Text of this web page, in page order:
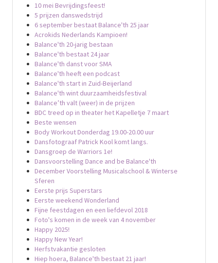
10 mei Bevrijdingsfeest!
5 prijzen danswedstrijd
6 september bestaat Balance'th 25 jaar
Acrokids Nederlands Kampioen!
Balance'th 20-jarig bestaan
Balance'th bestaat 24 jaar
Balance'th danst voor SMA
Balance'th heeft een podcast
Balance'th start in Zuid-Beijerland
Balance'th wint duurzaamheidsfestival
Balance’th valt (weer) in de prijzen
BDC treed op in theater het Kapelletje 7 maart
Beste wensen
Body Workout Donderdag 19.00-20.00 uur
Dansfotograaf Patrick Kool komt langs.
Dansgroep de Warriors 1e!
Dansvoorstelling Dance and be Balance'th
December Voorstelling Musicalschool & Winterse
Sferen
Eerste prijs Superstars
Eerste weekend Wonderland
Fijne feestdagen en een liefdevol 2018
Foto's komen in de week van 4 november
Happy 2025!
Happy New Year!
Herfstvakantie gesloten
Hiep hoera, Balance'th bestaat 21 jaar!